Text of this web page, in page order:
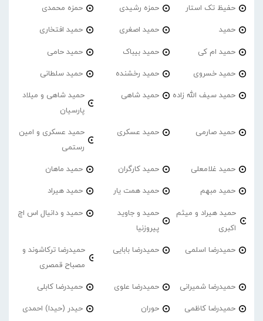
حفیظ تک استار حمزه رشیدی حمزه محمدی
حمید حمید اصغری حمید افتخاری
حمید ام کی حمید بیباک حمید حامی
حمید خسروی حمید رخشنده حمید سلطانی
حمید سیف الله زاده حمید شاهی
حمید شاهی و میلاد
پارسیان
حمید صارمی حمید عسکری
حمید عسکری و امین
رستمی
حمید غلامعلی حمید کارگران حمید ماهان
حمید مبهم حمید همت یار حمید هیراد
حمید هیراد و میثم
اکبری
حمید و جاوید
پیروزنیا
حمید و دانیال اس اچ
حمیدرضا اسلمی حمیدرضا بابایی
حمیدرضا ترکاشوند و
مصباح قمصری
حمیدرضا شمیرانی حمیدرضا علوی حمیدرضا کابلی
حمیدرضا کاظمی حوران حیدر (حیدا) احمدی